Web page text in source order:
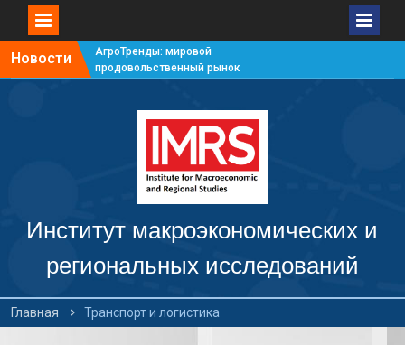
Новости
АгроТренды: мировой
продовольственный рынок
продовольственный рынок
АгроТренды: мировой
продовольственный рынок
АгроТренды: мировой
#4
Институт макроэкономических и
региональных исследований
Главная Транспорт и логистика